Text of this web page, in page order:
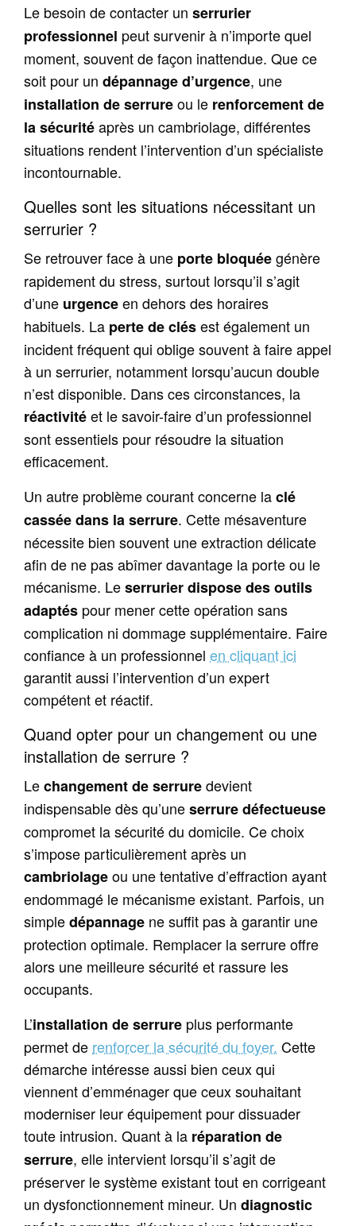
Le besoin de contacter un serrurier
professionnel peut survenir à n’importe quel
moment, souvent de façon inattendue. Que ce
soit pour un dépannage d’urgence, une
installation de serrureou le renforcement de
la sécuritéaprès un cambriolage, différentes
situations rendent l’intervention d’un spécialiste
incontournable.
Quelles sont les situations nécessitant un
serrurier ?
Se retrouver face à une porte bloquéegénère
rapidement du stress, surtout lorsqu’il s’agit
d’une urgenceen dehors des horaires
habituels. La perte de clésest également un
incident fréquent qui oblige souvent à faire appel
à un serrurier, notamment lorsqu’aucun double
n’est disponible. Dans ces circonstances, la
réactivitéet le savoir-faire d’un professionnel
sont essentiels pour résoudre la situation
efficacement.
Un autre problème courant concerne laclé
cassée dans la serrure. Cette mésaventure
nécessite bien souvent une extraction délicate
afin de ne pas abîmer davantage la porte ou le
mécanisme. Leserrurier dispose des outils
adaptés pour mener cette opération sans
complication ni dommage supplémentaire. Faire
confiance à un professionnel en cliquant ici
garantit aussi l’intervention d’un expert
compétent et réactif.
Quand opter pour un changement ou une
installation de serrure ?
Lechangement de serruredevient
indispensable dès qu’uneserrure défectueuse
compromet la sécurité du domicile. Ce choix
s’impose particulièrement après un
cambriolageou une tentative d’effraction ayant
endommagé le mécanisme existant. Parfois, un
simpledépannage ne suffit pas à garantir une
protection optimale. Remplacer la serrure offre
alors une meilleure sécurité et rassure les
occupants.
L’installation de serrure plus performante
permet de renforcer la sécurité du foyer. Cette
démarche intéresse aussi bien ceux qui
viennent d’emménager que ceux souhaitant
moderniser leur équipement pour dissuader
toute intrusion. Quant à la réparation de
serrure, elle intervient lorsqu’il s’agit de
préserver le système existant tout en corrigeant
un dysfonctionnement mineur. Un diagnostic